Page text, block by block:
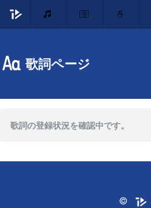
歌詞ページ
歌詞の登録状況を確認中です。
©